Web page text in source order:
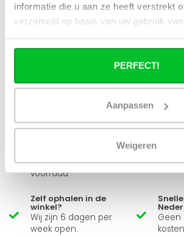
informatie die u aan ze heeft verstrekt
verzameld op basis van uw gebruik
PERFECT!
Aanpassen
Weigeren
Heb je een vraag over dit product
Simon helpt je graag en kan al je
Levering uit eigen
voorraad
Niet
Zelf ophalen in de
winkel?
Wij zijn 6 dagen per
week open.
Geen